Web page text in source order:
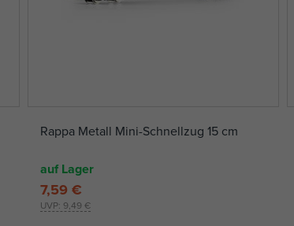
Rappa Metall Mini-Schnellzug 15 cm
auf Lager
UVP: 9,49 €
7,59 €